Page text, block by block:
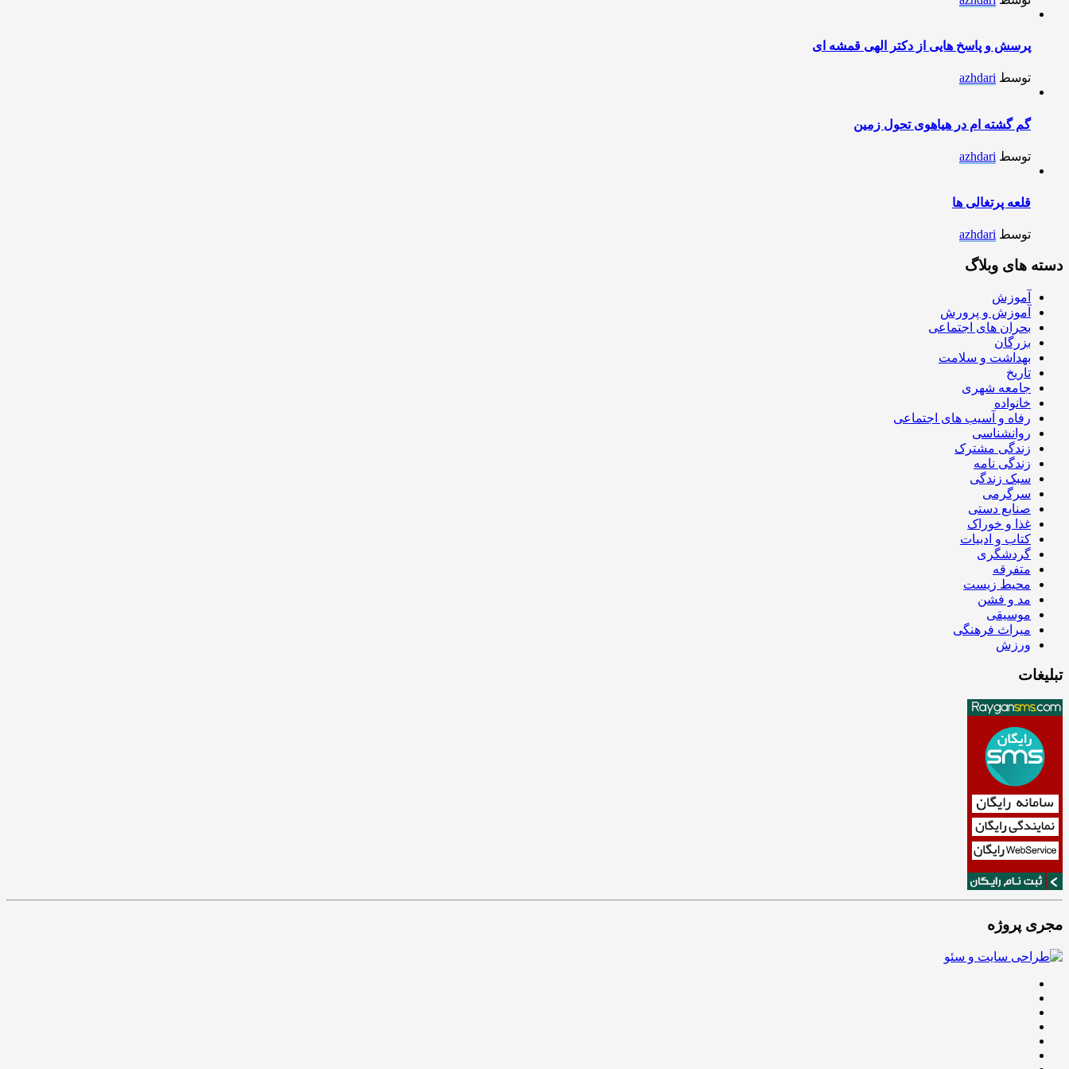
پرسش و پاسخ هایی از دکتر الهی قمشه ای
توسط azhdari
گم گشته ام در هیاهوی تحول زمین
توسط azhdari
قلعه پرتغالی ها
توسط azhdari
دسته های وبلاگ
آموزش
آموزش و پرورش
بحران های اجتماعی
بزرگان
بهداشت و سلامت
تاریخ
جامعه شهری
خانواده
رفاه و آسیب های اجتماعی
روانشناسی
زندگی مشترک
زندگی نامه
سبک زندگی
سرگرمی
صنایع دستی
غذا و خوراک
کتاب و ادبیات
گردشگری
متفرقه
محیط زیست
مد و فشن
موسیقی
میراث فرهنگی
ورزش
تبلیغات
مجری پروژه